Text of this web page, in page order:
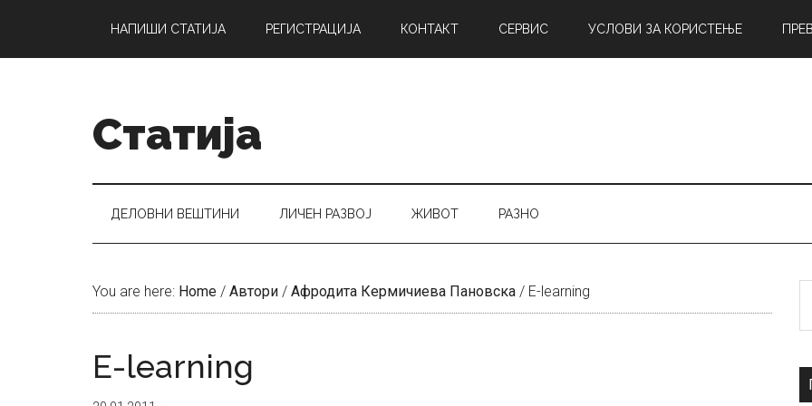
main
secondary
primary
НАПИШИ СТАТИЈА РЕГИСТРАЦИЈА КОНТАКТ СЕРВИС УСЛОВИ ЗА КОРИСТЕЊЕ
Статија
ДЕЛОВНИ ВЕШТИНИ ЛИЧЕН РАЗВОЈ ЖИВОТ РАЗНО
You are here: Home / Автори / Aфродита Кермичиева Пановска / E-learning
E-learning